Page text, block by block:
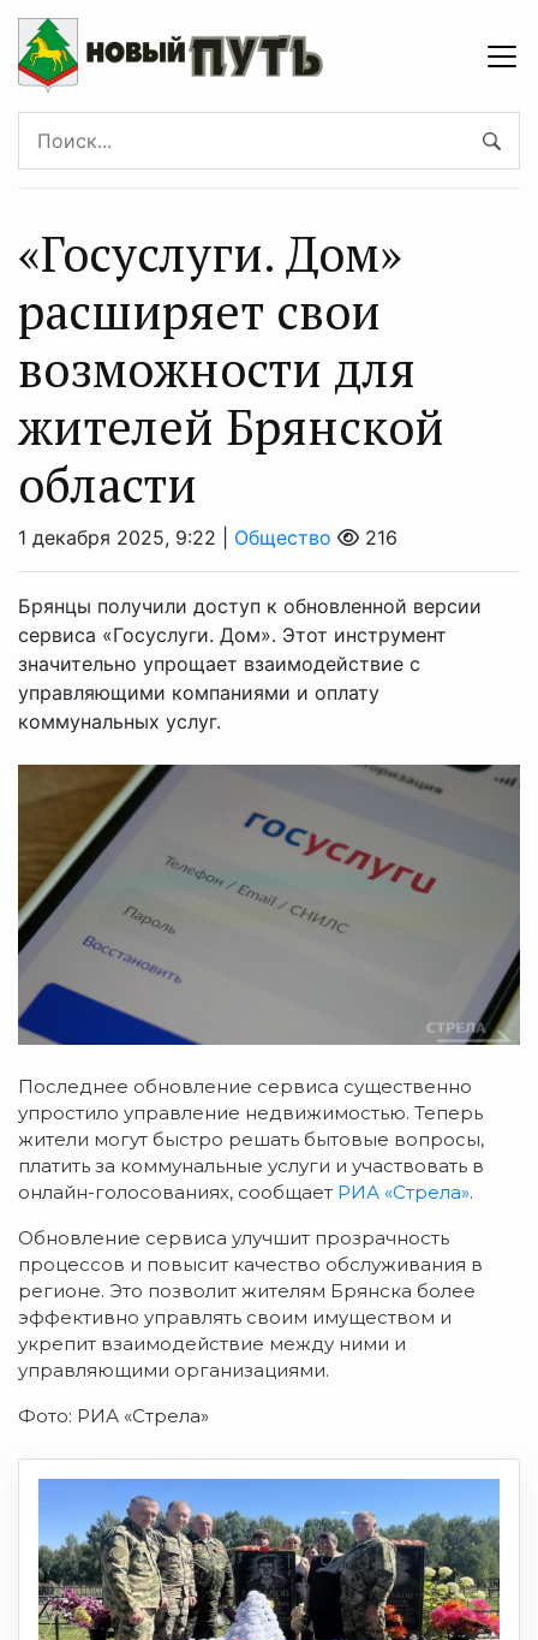
«Госуслуги. Дом»
расширяет свои
возможности для
жителей Брянской
области
1 декабря 2025, 9:22 | Общество 216
Брянцы получили доступ к обновленной версии
сервиса «Госуслуги. Дом». Этот инструмент
значительно упрощает взаимодействие с
управляющими компаниями и оплату
коммунальных услуг.
Последнее обновление сервиса существенно
упростило управление недвижимостью. Теперь
жители могут быстро решать бытовые вопросы,
платить за коммунальные услуги и участвовать в
онлайн-голосованиях, сообщает РИА «Стрела».
Обновление сервиса улучшит прозрачность
процессов и повысит качество обслуживания в
регионе. Это позволит жителям Брянска более
эффективно управлять своим имуществом и
укрепит взаимодействие между ними и
управляющими организациями.
Фото: РИА «Стрела»